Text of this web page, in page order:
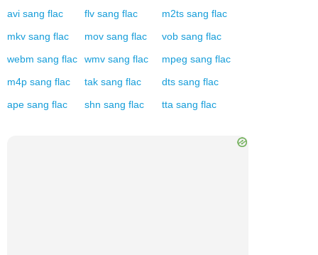
avi sang flac flv sang flac m2ts sang flac
mkv sang flac mov sang flac vob sang flac
webm sang flac wmv sang flac mpeg sang flac
m4p sang flac tak sang flac dts sang flac
ape sang flac shn sang flac tta sang flac